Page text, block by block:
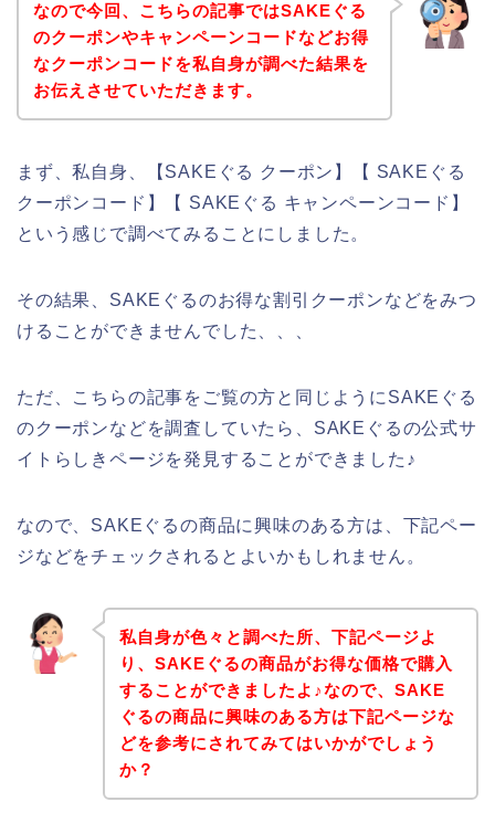
なので今回、こちらの記事ではSAKEぐる
のクーポンやキャンペーンコードなどお得
なクーポンコードを私自身が調べた結果を
お伝えさせていただきます。
まず、私自身、【SAKEぐる クーポン】【 SAKEぐる
クーポンコード】【 SAKEぐる キャンペーンコード】
という感じで調べてみることにしました。
その結果、SAKEぐるのお得な割引クーポンなどをみつ
けることができませんでした、、、
ただ、こちらの記事をご覧の方と同じようにSAKEぐる
のクーポンなどを調査していたら、SAKEぐるの公式サ
イトらしきページを発見することができました♪
なので、SAKEぐるの商品に興味のある方は、下記ペー
ジなどをチェックされるとよいかもしれません。
私自身が色々と調べた所、下記ページよ
り、SAKEぐるの商品がお得な価格で購入
することができましたよ♪なので、SAKE
ぐるの商品に興味のある方は下記ページな
どを参考にされてみてはいかがでしょう
か？